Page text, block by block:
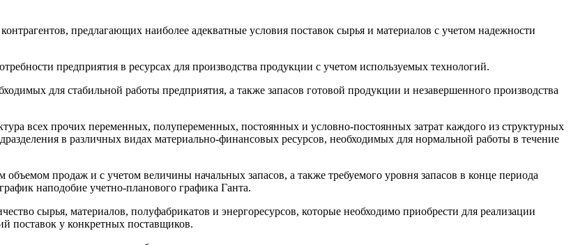
предлагающих наиболее адекватные условия поставок сырья и материалов с учетом надежности
предприятия в ресурсах для производства продукции с учетом используемых технологий.
для стабильной работы предприятия, а также запасов готовой продукции и незавершенного производства
всех прочих переменных, полупеременных, постоянных и условно-постоянных затрат каждого из структурных
в различных видах материально-финансовых ресурсов, необходимых для нормальной работы в течение
продаж и с учетом величины начальных запасов, а также требуемого уровня запасов в конце периода
наподобие учетно-планового графика Ганта.
сырья, материалов, полуфабрикатов и энергоресурсов, которые необходимо приобрести для реализации
поставок у конкретных поставщиков.